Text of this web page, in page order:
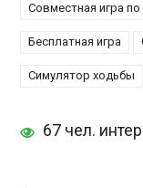
десять лутбоксов;
где любой момент
игроков, однако
Совместная игра по
Бесплатная игра
Симулятор ходьбы
67 чел.